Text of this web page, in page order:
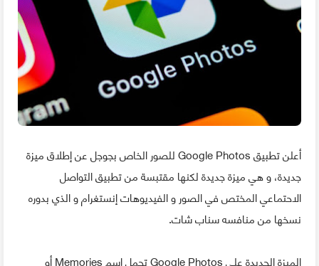
أعلن تطبيق Google Photos للصور الخاص بجوجل عن إطلاق ميزة
جديدة، و هي ميزة جديدة لكنها مقتبسة من تطبيق التواصل
الاحتماعي المختص في الصور و الفيديوهات إنستغرام و الذي بدوره
نسخها من منافسه سناب شات.
الميزة الجديدة على Google Photos تحمل إسم Memories أو